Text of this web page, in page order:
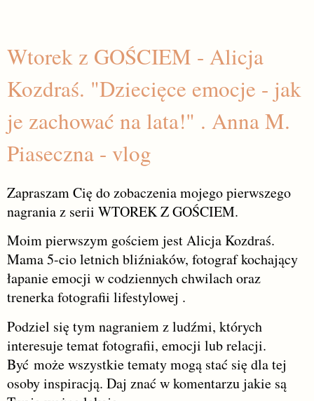
Wtorek z GOŚCIEM - Alicja
Kozdraś. "Dziecięce emocje - jak
je zachować na lata!" . Anna M.
Piaseczna - vlog
Zapraszam Cię do zobaczenia mojego pierwszego
nagrania z serii WTOREK Z GOŚCIEM.
Moim pierwszym gościem jest Alicja Kozdraś.
Mama 5-cio letnich bliźniaków, fotograf kochający
łapanie emocji w codziennych chwilach oraz
trenerka fotografii lifestylowej .
Podziel się tym nagraniem z ludźmi, których
interesuje temat fotografii, emocji lub relacji.
Być może wszystkie tematy mogą stać się dla tej
osoby inspiracją. Daj znać w komentarzu jakie są